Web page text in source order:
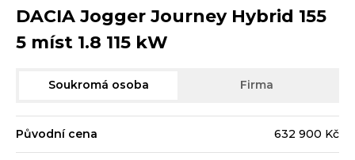
DACIA Jogger Journey Hybrid 155
5 míst 1.8 115 kW
Soukromá osoba Firma
Původní cena 632 900 Kč